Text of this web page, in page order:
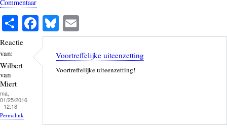
Commentaar
S
ha
Fa
ce
bo
ok
Bl
ue
sk
y
m
ail
Reactie
van:
Wilbert
van
Miert
ma,
01/25/2016
- 12:18
Permalink
Voortreffelijke uiteenzetting
Voortreffelijke uiteenzetting!